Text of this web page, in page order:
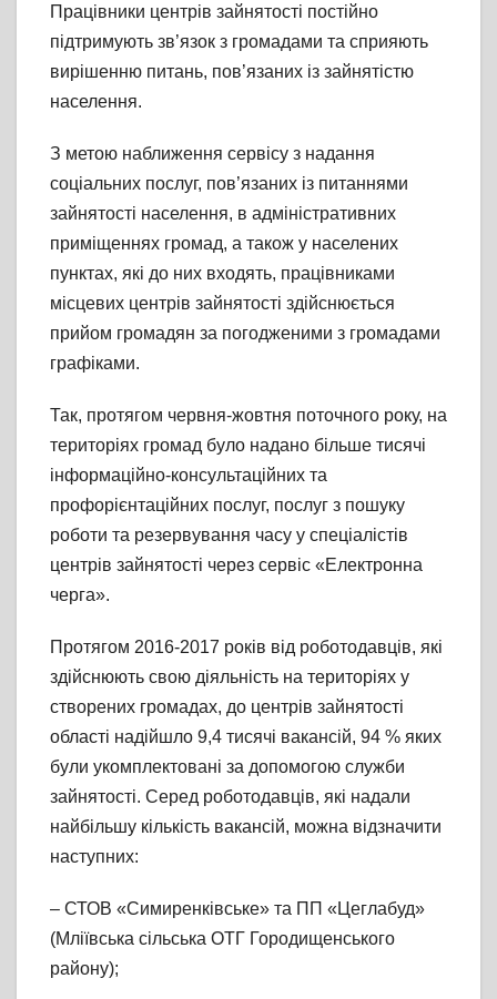
Працівники центрів зайнятості постійно
підтримують зв’язок з громадами та сприяють
вирішенню питань, пов’язаних із зайнятістю
населення.
З метою наближення сервісу з надання
соціальних послуг, пов’язаних із питаннями
зайнятості населення, в адміністративних
приміщеннях громад, а також у населених
пунктах, які до них входять, працівниками
місцевих центрів зайнятості здійснюється
прийом громадян за погодженими з громадами
графіками.
Так, протягом червня-жовтня поточного року, на
територіях громад було надано більше тисячі
інформаційно-консультаційних та
профорієнтаційних послуг, послуг з пошуку
роботи та резервування часу у спеціалістів
центрів зайнятості через сервіс «Електронна
черга».
Протягом 2016-2017 років від роботодавців, які
здійснюють свою діяльність на територіях у
створених громадах, до центрів зайнятості
області надійшло 9,4 тисячі вакансій, 94 % яких
були укомплектовані за допомогою служби
зайнятості. Серед роботодавців, які надали
найбільшу кількість вакансій, можна відзначити
наступних:
– СТОВ «Симиренківське» та ПП «Цеглабуд»
(Мліївська сільська ОТГ Городищенського
району);